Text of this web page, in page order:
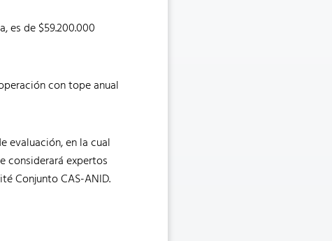
es de $59.200.000
con tope anual
evaluación, en la cual
considerará expertos
Conjunto CAS-ANID.